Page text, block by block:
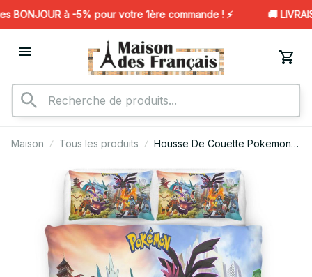
BONJOUR à -5% pour votre 1ère commande ! ⚡️ 🚚
Maison Tous les produits
Housse De Couette Pokemon
Literie